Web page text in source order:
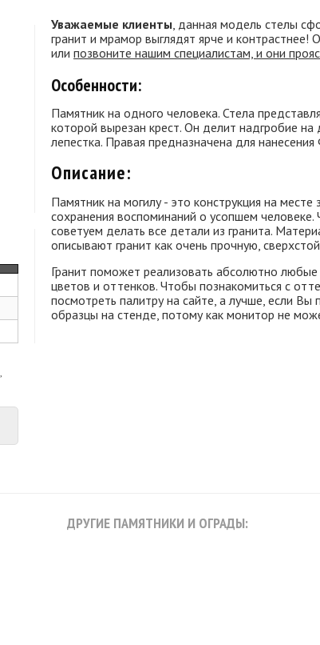
Уважаемые клиенты , данная модель стелы
гранит и мрамор выглядят ярче и контрастнее!
или позвоните нашим специалистам, и они
Особенности:
Памятник на одного человека. Стела
которой вырезан крест. Он делит надгробие
лепестка. Правая предназначена для
Описание:
Памятник на могилу - это конструкция на
сохранения воспоминаний о усопшем
советуем делать все детали из гранита.
описывают гранит как очень прочную,
Гранит поможет реализовать абсолютно
цветов и оттенков. Чтобы познакомиться с
посмотреть палитру на сайте, а лучше, если
образцы на стенде, потому как монитор не
ДРУГИЕ ПАМЯТНИКИ И ОГРАДЫ: